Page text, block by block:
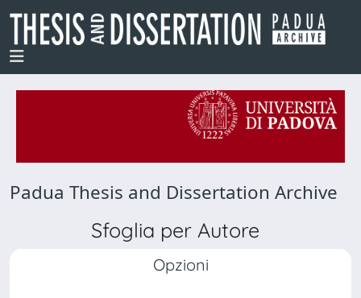
Padua Thesis and Dissertation Archive
Sfoglia per Autore
Opzioni